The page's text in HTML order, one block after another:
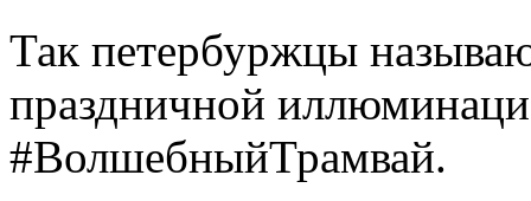
Так петербуржцы
праздничной
#ВолшебныйТрамвай.